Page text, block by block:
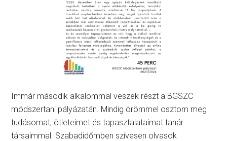
Immár második alkalommal veszek részt a BGSZC
módszertani pályázatán. Mindig örömmel osztom meg
tudásomat, ötleteimet és tapasztalataimat tanár
társaimmal. Szabadidőmben szívesen olvasok